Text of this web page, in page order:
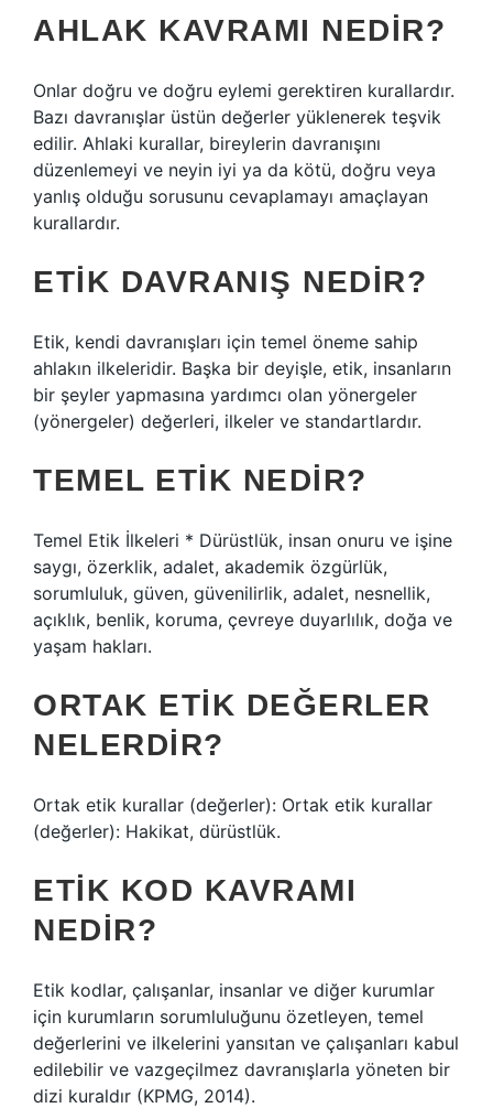
AHLAK KAVRAMI NEDIR?
Onlar doğru ve doğru eylemi gerektiren kurallardır.
Bazı davranışlar üstün değerler yüklenerek teşvik
edilir. Ahlaki kurallar, bireylerin davranışını
düzenlemeyi ve neyin iyi ya da kötü, doğru veya
yanlış olduğu sorusunu cevaplamayı amaçlayan
kurallardır.
ETIK DAVRANIŞ NEDIR?
Etik, kendi davranışları için temel öneme sahip
ahlakın ilkeleridir. Başka bir deyişle, etik, insanların
bir şeyler yapmasına yardımcı olan yönergeler
(yönergeler) değerleri, ilkeler ve standartlardır.
TEMEL ETIK NEDIR?
Temel Etik İlkeleri * Dürüstlük, insan onuru ve işine
saygı, özerklik, adalet, akademik özgürlük,
sorumluluk, güven, güvenilirlik, adalet, nesnellik,
açıklık, benlik, koruma, çevreye duyarlılık, doğa ve
yaşam hakları.
ORTAK ETIK DEĞERLER
NELERDIR?
Ortak etik kurallar (değerler): Ortak etik kurallar
(değerler): Hakikat, dürüstlük.
ETIK KOD KAVRAMI
NEDIR?
Etik kodlar, çalışanlar, insanlar ve diğer kurumlar
için kurumların sorumluluğunu özetleyen, temel
değerlerini ve ilkelerini yansıtan ve çalışanları kabul
edilebilir ve vazgeçilmez davranışlarla yöneten bir
dizi kuraldır (KPMG, 2014).